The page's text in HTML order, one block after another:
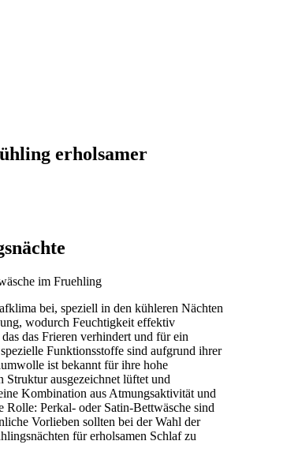
erholsamer
bei, speziell in den kühleren Nächten
wodurch Feuchtigkeit effektiv
das Frieren verhindert und für ein
Funktionsstoffe sind aufgrund ihrer
ist bekannt für ihre hohe
ausgezeichnet lüftet und
Kombination aus Atmungsaktivität und
Rolle: Perkal- oder Satin-Bettwäsche sind
Vorlieben sollten bei der Wahl der
für erholsamen Schlaf zu